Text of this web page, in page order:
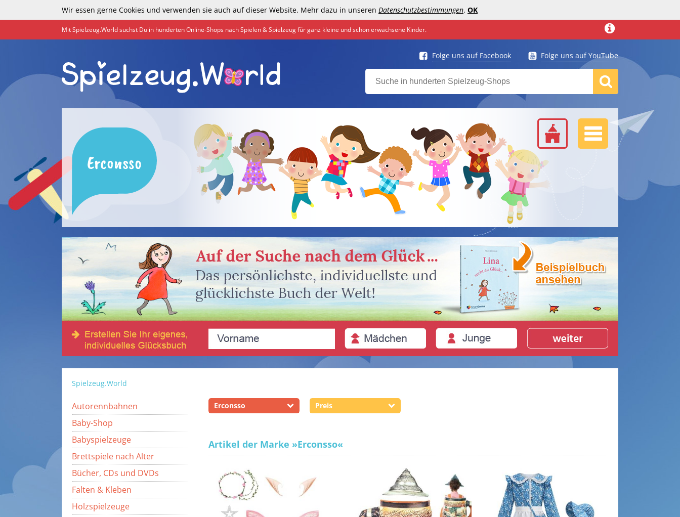
Wir essen gerne Cookies und verwenden sie auch auf dieser Website. Mehr dazu in unseren Datenschutzbestimmungen. OK
Mit Spielzeug.World suchst Du in hunderten Online-Shops nach Spielen & Spielzeug für ganz kleine und schon erwachsene Kinder.
Folge uns auf Facebook Folge uns auf YouTube
Erconsso
Spielzeug.World
Autorennbahnen
Baby-Shop
Babyspielzeuge
Brettspiele nach Alter
Bücher, CDs und DVDs
Falten & Kleben
Holzspielzeuge
Erconsso Preis
Artikel der Marke »Erconsso«